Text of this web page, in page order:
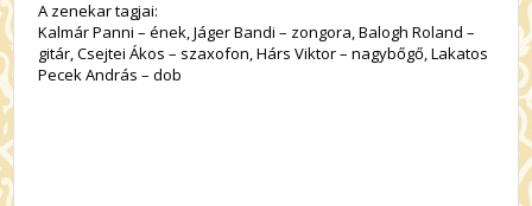
A zenekar tagjai:
Kalmár Panni – ének, Jáger Bandi – zongora, Balogh Roland –
gitár, Csejtei Ákos – szaxofon, Hárs Viktor – nagybőgő, Lakatos
Pecek András – dob